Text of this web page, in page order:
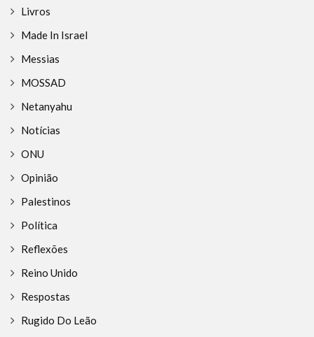
Livros
Made In Israel
Messias
MOSSAD
Netanyahu
Notícias
ONU
Opinião
Palestinos
Política
Reflexões
Reino Unido
Respostas
Rugido Do Leão